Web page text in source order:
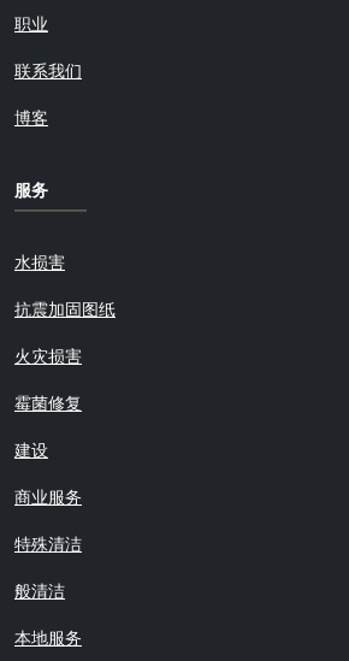
职业
联系我们
博客
服务
水损害
抗震加固图纸
火灾损害
霉菌修复
建设
商业服务
特殊清洁
般清洁
本地服务